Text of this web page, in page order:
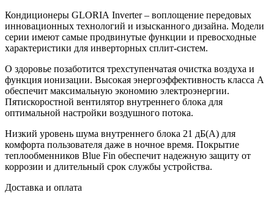
GL55HN
Кондиционеры GLORIA Inverter – воплощение передовых
инновационных технологий и изысканного дизайна. Модели
серии имеют самые продвинутые функции и превосходные
характеристики для инверторных сплит-систем.
О здоровье позаботится трехступенчатая очистка воздуха и
функция ионизации. Высокая энергоэффективность класса A
обеспечит максимальную экономию электроэнергии.
Пятискоростной вентилятор внутреннего блока для
оптимальной настройки воздушного потока.
Низкий уровень шума внутреннего блока 21 дБ(А) для
комфорта пользователя даже в ночное время. Покрытие
теплообменников Blue Fin обеспечит надежную защиту от
коррозии и длительный срок службы устройства.
Доставка и оплата